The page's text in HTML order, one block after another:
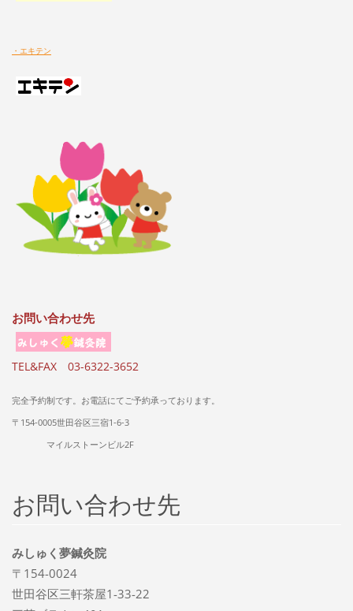
・エキテン
お問い合わせ先
TEL&FAX 03-6322-3652
完全予約制です。お電話にてご予約承っております。
〒154-0005世田谷区三宿1-6-3
マイルストーンビル2F
お問い合わせ先
みしゅく夢鍼灸院
〒154-0024
世田谷区三軒茶屋1-33-22